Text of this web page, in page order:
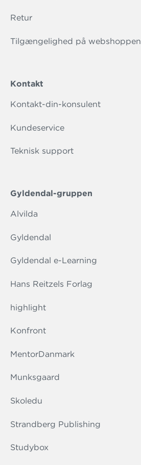
Retur
Tilgængelighed på webshoppen
Kontakt
Kontakt-din-konsulent
Kundeservice
Teknisk support
Gyldendal-gruppen
Alvilda
Gyldendal
Gyldendal e-Learning
Hans Reitzels Forlag
highlight
Konfront
MentorDanmark
Munksgaard
Skoledu
Strandberg Publishing
Studybox